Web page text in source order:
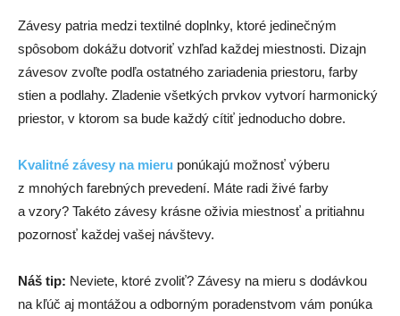
Závesy patria medzi textilné doplnky, ktoré jedinečným
spôsobom dokážu dotvoriť vzhľad každej miestnosti. Dizajn
závesov zvoľte podľa ostatného zariadenia priestoru, farby
stien a podlahy. Zladenie všetkých prvkov vytvorí harmonický
priestor, v ktorom sa bude každý cítiť jednoducho dobre.
Kvalitné závesy na mieru ponúkajú možnosť výberu
z mnohých farebných prevedení. Máte radi živé farby
a vzory? Takéto závesy krásne oživia miestnosť a pritiahnu
pozornosť každej vašej návštevy.
Náš tip: Neviete, ktoré zvoliť? Závesy na mieru s dodávkou
na kľúč aj montážou a odborným poradenstvom vám ponúka